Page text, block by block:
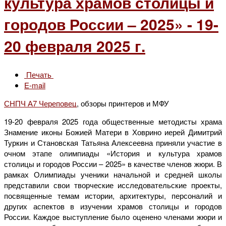
городов России – 2025» - 19-
20 февраля 2025 г.
Печать
E-mail
СНПЧ А7 Череповец, обзоры принтеров и МФУ
19-20 февраля 2025 года общественные методисты храма
Знамение иконы Божией Матери в Ховрино иерей Димитрий
Туркин и Становская Татьяна Алексеевна приняли участие в
очном этапе олимпиады «История и культура храмов
столицы и городов России – 2025» в качестве членов жюри. В
рамках Олимпиады ученики начальной и средней школы
представили свои творческие исследовательские проекты,
посвященные темам истории, архитектуры, персоналий и
других аспектов в изучении храмов столицы и городов
России. Каждое выступление было оценено членами жюри и